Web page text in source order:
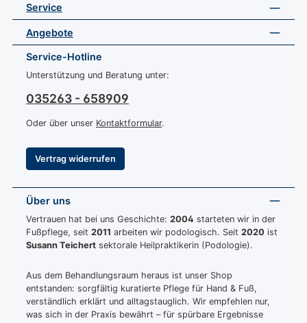
Service
Angebote
Service-Hotline
Unterstützung und Beratung unter:
035263 - 658909
Oder über unser Kontaktformular.
Vertrag widerrufen
Über uns
Vertrauen hat bei uns Geschichte: 2004 starteten wir in der
Fußpflege, seit 2011 arbeiten wir podologisch. Seit 2020 ist
Susann Teichert sektorale Heilpraktikerin (Podologie).
Aus dem Behandlungsraum heraus ist unser Shop
entstanden: sorgfältig kuratierte Pflege für Hand & Fuß,
verständlich erklärt und alltagstauglich. Wir empfehlen nur,
was sich in der Praxis bewährt – für spürbare Ergebnisse